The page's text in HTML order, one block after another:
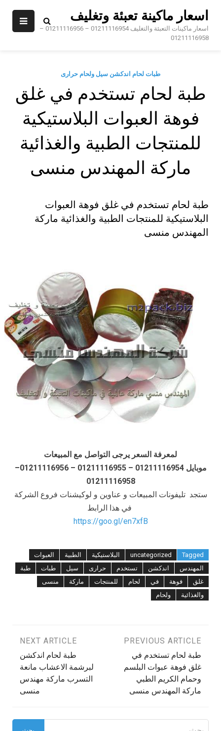
اسعار ماكينة تعبئة وتغليف
اسعار ماكينات التعبئة والتغليف 01211116954 – 01211116956 –
01211116958
طبات لحام اندكشن سيل ولحام حرارى
طبة لحام تستخدم في غلق
فوهة العبوات البلاستيكية
للمنتجات الطبية والغذائية
ماركة المهندس منسى
طبة لحام تستخدم في غلق فوهة العبوات
البلاستيكية للمنتجات الطبية والغذائية ماركة
المهندس منسى
لمعرفة السعر يرجى التواصل مع المبيعات
موبايل 01211116954 – 01211116955 – 01211116956–
01211116958
ستجد تليفونات المبيعات و عناوين و لوكيشنات فروع الشركة
في هذا الرابط
https://goo.gl/en7xfB
Tagged
uncategorized البلاستيكية الطبية
العبوات
المهندس
اندكشن تستخدم حرارى سيل طبات
طبة
غلق
فوهة في لحام للمنتجات ماركة
منسى
والغذائية
ولحام
تصفّح
المقالات
PREVIOUS ARTICLE
طبة لحام تستخدم في
غلق فوهة عبوات البلسم
وحمام الكريم الطبي
ماركة المهندس منسى
NEXT ARTICLE
طبة لحام اندكشن
لبرشمة الاعشاب مانعة
التسرب ماركة مهندس
منسى